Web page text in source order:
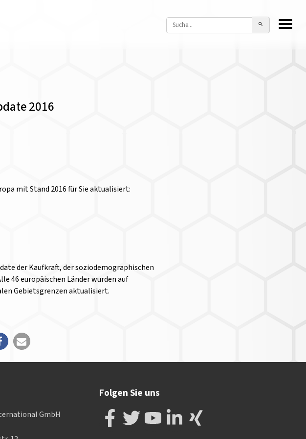
2016
mit Stand 2016 für Sie aktualisiert:
der Kaufkraft, der soziodemographischen
46 europäischen Länder wurden auf
Gebietsgrenzen aktualisiert.
GmbH
Folgen Sie uns